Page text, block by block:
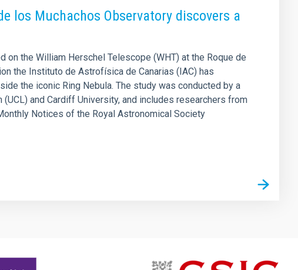
los Muchachos Observatory discovers a
on the William Herschel Telescope (WHT) at the Roque de
the Instituto de Astrofísica de Canarias (IAC) has
the iconic Ring Nebula. The study was conducted by a
and Cardiff University, and includes researchers from
Notices of the Royal Astronomical Society